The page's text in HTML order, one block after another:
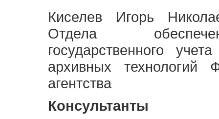
Киселев Игорь
Отдела
государственного
архивных технологий
агентства
Консультанты